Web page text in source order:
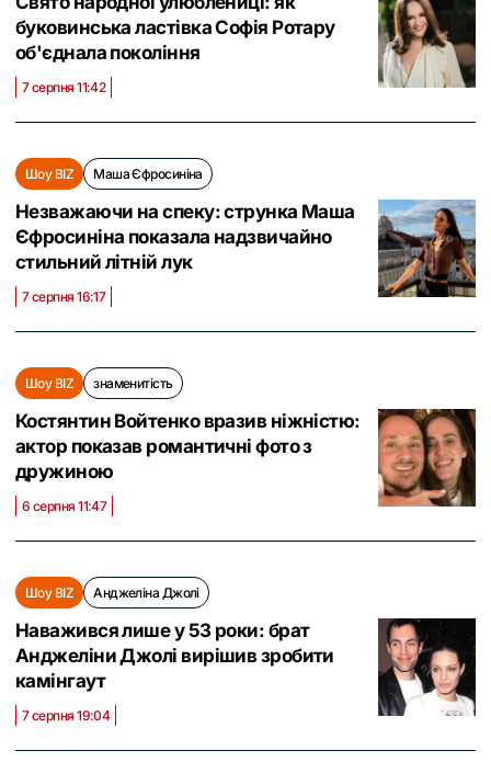
буковинська ластівка Софія Ротару
об'єднала покоління
7 серпня 11:42
Шоу BIZ Маша Єфросиніна
Незважаючи на спеку: струнка Маша
Єфросиніна показала надзвичайно
стильний літній лук
7 серпня 16:17
Шоу BIZ знаменитість
Костянтин Войтенко вразив ніжністю:
актор показав романтичні фото з
дружиною
6 серпня 11:47
Шоу BIZ Анджеліна Джолі
Наважився лише у 53 роки: брат
Анджеліни Джолі вирішив зробити
камінгаут
7 серпня 19:04